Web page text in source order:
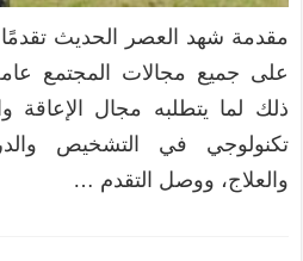
مقدمة شهد العصر الحديث
على جميع مجالات المجتمع
ذلك لما يتطلبه مجال الإعاقة
تكنولوجي في التشخيص
والعلاج، ووصل التقدم …